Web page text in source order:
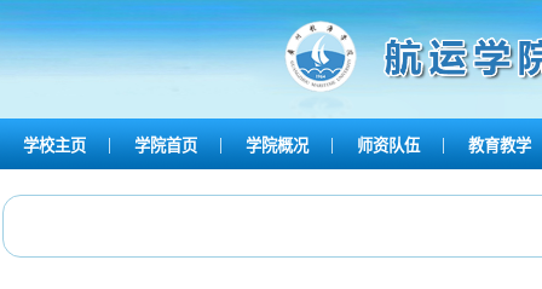
学校主页 | 学院首页 | 学院概况 | 师资队伍 | 教育教学